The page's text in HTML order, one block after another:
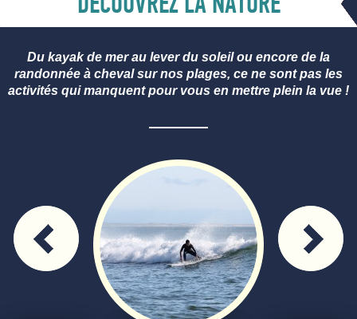
Du kayak de mer au lever du soleil ou encore de la
randonnée à cheval sur nos plages, ce ne sont pas les
activités qui manquent pour vous en mettre plein la vue !